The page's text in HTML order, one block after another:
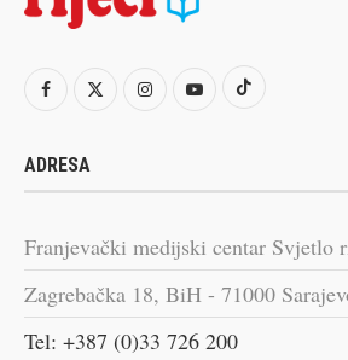
ADRESA
Franjevački medijski centar Svjetlo
Zagrebačka 18, BiH - 71000
Tel: +387 (0)33 726 200